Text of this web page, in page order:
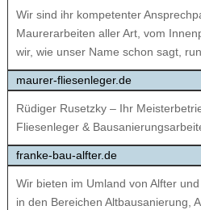
Wir sind ihr kompetenter
Maurerarbeiten aller Art, vom
wir, wie unser Name schon sagt,
maurer-fliesenleger.de
Rüdiger Rusetzky – Ihr
Fliesenleger &
franke-bau-alfter.de
Wir bieten im Umland von Alfter
in den Bereichen Altbausanierung,